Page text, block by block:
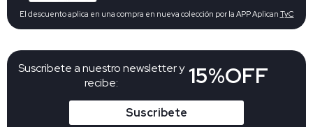
Suscribete a nuestro newsletter y
recibe:
15%OFF
Suscribete
El descuento aplica en una compra en nueva colección por la APP Aplican TyC